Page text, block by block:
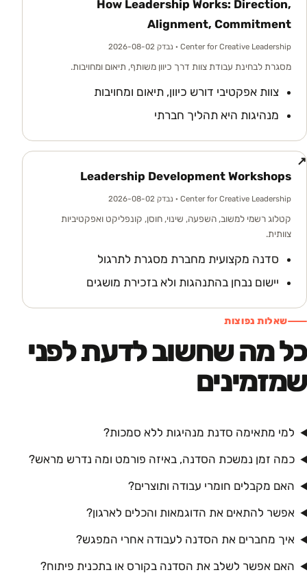
How Leadership Works: Direction,
Alignment, Commitment
Center for Creative Leadership · נבדק 2026-08-02
מסגרת לבחינת עבודת צוות דרך כיוון משותף, תיאום ומחויבות.
צוות אפקטיבי דורש כיוון, תיאום ומחויבות
מנהיגות היא תהליך חברתי
Leadership Development Workshops
Center for Creative Leadership · נבדק 2026-08-02
קטלוג רשמי למשוב, השפעה, שינוי, חוסן, קונפליקט ואפקטיביות
צוותית.
סדנה מקצועית מחברת מסגרת לתרגול
יישום נבחן בהתנהגות ולא בזכירת מושגים
↗
שאלות נפוצות
כל מה שחשוב לדעת לפני
שמזמינים
למי מתאימה סדנת מנהיגות ללא סמכות?
כמה זמן נמשכת הסדנה, באיזה פורמט ומה נדרש מראש?
האם מקבלים חומרי עבודה ותוצרים?
אפשר להתאים את הדוגמאות והכלים לארגון?
איך מחברים את הסדנה לעבודה אחרי המפגש?
האם אפשר לשלב את הסדנה בקורס או בתכנית פיתוח?